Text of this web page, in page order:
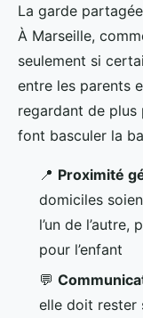
La garde
À Marseille,
seulement si
entre les parents
regardant de plus
font basculer la
📍 Proximité
domiciles
l’un de
pour l’enfant
💬
elle doit rester